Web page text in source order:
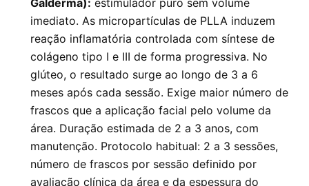
Galderma): estimulador puro sem volume
imediato. As micropartículas de PLLA induzem
reação inflamatória controlada com síntese de
colágeno tipo I e III de forma progressiva. No
glúteo, o resultado surge ao longo de 3 a 6
meses após cada sessão. Exige maior número de
frascos que a aplicação facial pelo volume da
área. Duração estimada de 2 a 3 anos, com
manutenção. Protocolo habitual: 2 a 3 sessões,
número de frascos por sessão definido por
avaliação clínica da área e da espessura do